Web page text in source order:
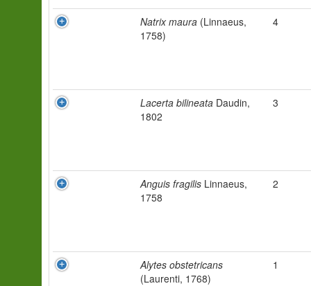
Natrix maura (Linnaeus,
1758)
4
Lacerta bilineata Daudin,
1802
3
Anguis fragilis Linnaeus,
1758
2
Alytes obstetricans
(Laurenti, 1768)
1